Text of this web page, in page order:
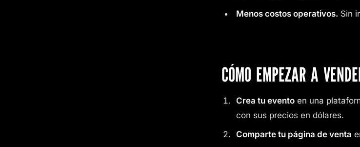
Menos costos operativos. Sin
CÓMO EMPEZAR A
Crea tu eventoen una
con sus precios en dólares.
Comparte tu página de venta